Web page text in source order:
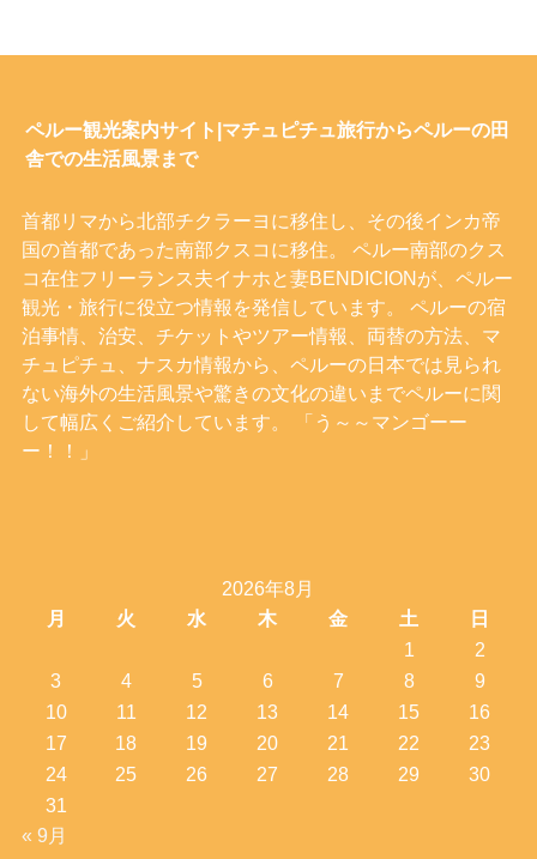
ペルー観光案内サイト|マチュピチュ旅行からペルーの田
舎での生活風景まで
首都リマから北部チクラーヨに移住し、その後インカ帝
国の首都であった南部クスコに移住。 ペルー南部のクス
コ在住フリーランス夫イナホと妻BENDICIONが、ペルー
観光・旅行に役立つ情報を発信しています。 ペルーの宿
泊事情、治安、チケットやツアー情報、両替の方法、マ
チュピチュ、ナスカ情報から、ペルーの日本では見られ
ない海外の生活風景や驚きの文化の違いまでペルーに関
して幅広くご紹介しています。 「う～～マンゴーー
ー！！」
2026年8月
月
火 水 木 金 土
日
1
2
3
4 5 6 7 8
9
10
11 12 13 14 15
16
17
18 19 20 21 22
23
24
25 26 27 28 29
30
31
« 9月